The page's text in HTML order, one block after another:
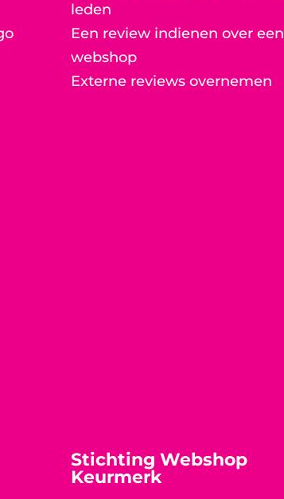
leden
Een review indienen over een
webshop
Externe reviews overnemen
Stichting Webshop
Keurmerk